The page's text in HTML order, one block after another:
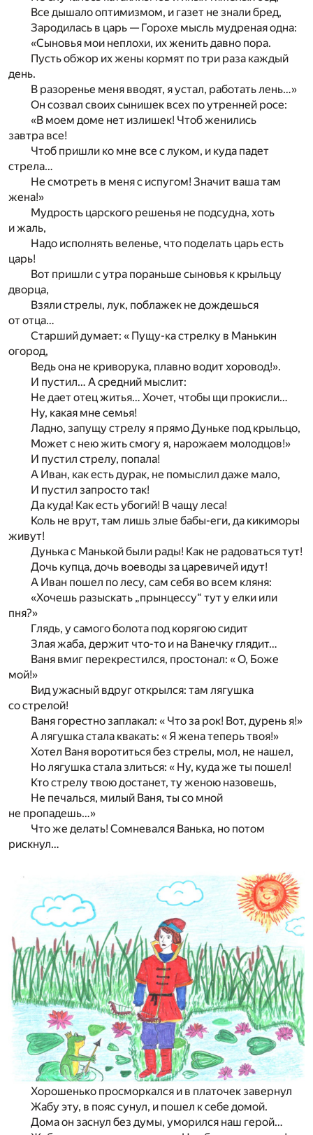
Все дышало оптимизмом, и газет не знали бред,
Зародилась в царь — Горохе мысль мудреная одна:
«Сыновья мои неплохи, их женить давно пора.
Пусть обжор их жены кормят по три раза каждый
день.
В разоренье меня вводят, я устал, работать лень…»
Он созвал своих сынишек всех по утренней росе:
«В моем доме нет излишек! Чтоб женились
завтра все!
Чтоб пришли ко мне все с луком, и куда падет
стрела…
Не смотреть в меня с испугом! Значит ваша там
жена!»
Мудрость царского решенья не подсудна, хоть
и жаль,
Надо исполнять веленье, что поделать царь есть
царь!
Вот пришли с утра пораньше сыновья к крыльцу
дворца,
Взяли стрелы, лук, поблажек не дождешься
от отца…
Старший думает: « Пущу-ка стрелку в Манькин
огород,
Ведь она не криворука, плавно водит хоровод!».
И пустил… А средний мыслит:
Не дает отец житья… Хочет, чтобы щи прокисли…
Ну, какая мне семья!
Ладно, запущу стрелу я прямо Дуньке под крыльцо,
Может с нею жить смогу я, нарожаем молодцов!»
И пустил стрелу, попала!
А Иван, как есть дурак, не помыслил даже мало,
И пустил запросто так!
Да куда! Как есть убогий! В чащу леса!
Коль не врут, там лишь злые бабы-еги, да кикиморы
живут!
Дунька с Манькой были рады! Как не радоваться тут!
Дочь купца, дочь воеводы за царевичей идут!
А Иван пошел по лесу, сам себя во всем кляня:
«Хочешь разыскать „прынцессу“ тут у елки или
пня?»
Глядь, у самого болота под корягою сидит
Злая жаба, держит что-то и на Ванечку глядит…
Ваня вмиг перекрестился, простонал: « О, Боже
мой!»
Вид ужасный вдруг открылся: там лягушка
со стрелой!
Ваня горестно заплакал: « Что за рок! Вот, дурень я!»
А лягушка стала квакать: « Я жена теперь твоя!»
Хотел Ваня воротиться без стрелы, мол, не нашел,
Но лягушка стала злиться: « Ну, куда же ты пошел!
Кто стрелу твою достанет, ту женою назовешь,
Не печалься, милый Ваня, ты со мной
не пропадешь…»
Что же делать! Сомневался Ванька, но потом
рискнул…
Хорошенько просморкался и в платочек завернул
Жабу эту, в пояс сунул, и пошел к себе домой.
Дома он заснул без думы, уморился наш герой…